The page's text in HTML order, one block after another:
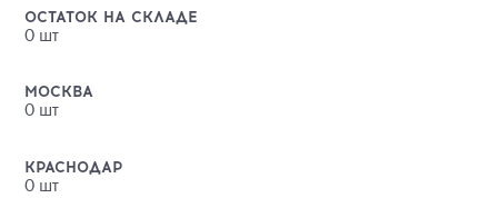
ОСТАТОК НА СКЛАДЕ
0шт
МОСКВА
0шт
КРАСНОДАР
0шт